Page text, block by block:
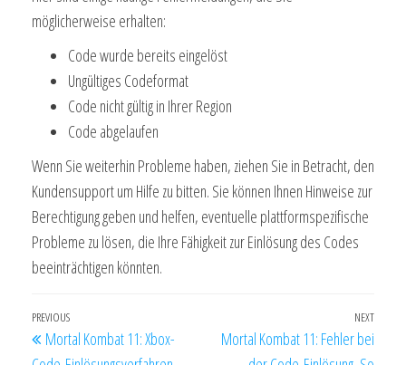
möglicherweise erhalten:
Code wurde bereits eingelöst
Ungültiges Codeformat
Code nicht gültig in Ihrer Region
Code abgelaufen
Wenn Sie weiterhin Probleme haben, ziehen Sie in Betracht, den
Kundensupport um Hilfe zu bitten. Sie können Ihnen Hinweise zur
Berechtigung geben und helfen, eventuelle plattformspezifische
Probleme zu lösen, die Ihre Fähigkeit zur Einlösung des Codes
beeinträchtigen könnten.
Post
navigation
Previous
Post
PREVIOUS
Mortal Kombat 11: Xbox-
Next
NEXT
Mortal Kombat 11: Fehler bei